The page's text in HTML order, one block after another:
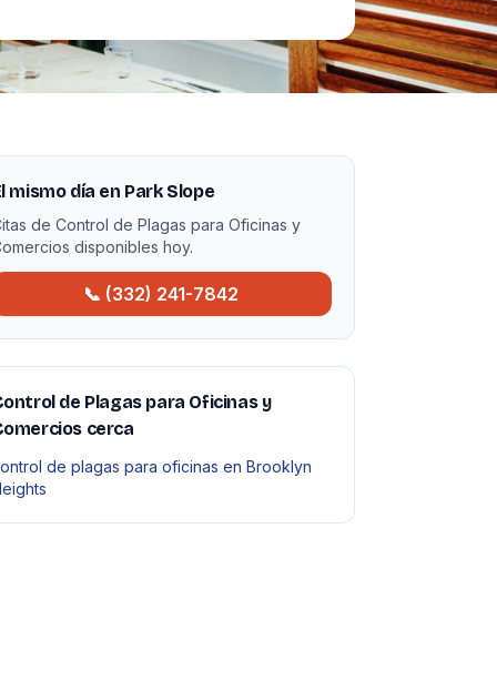
mismo día en Park Slope
de Control de Plagas para Oficinas y
disponibles hoy.
📞 (332) 241-7842
de Plagas para Oficinas y
cerca
de plagas para oficinas en Brooklyn